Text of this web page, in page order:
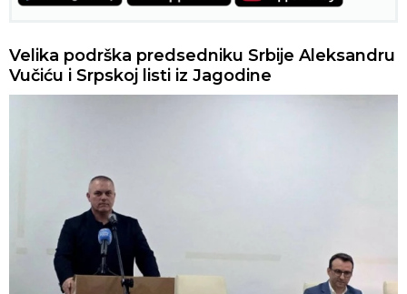
Velika podrška predsedniku Srbije Aleksandru
Vučiću i Srpskoj listi iz Jagodine